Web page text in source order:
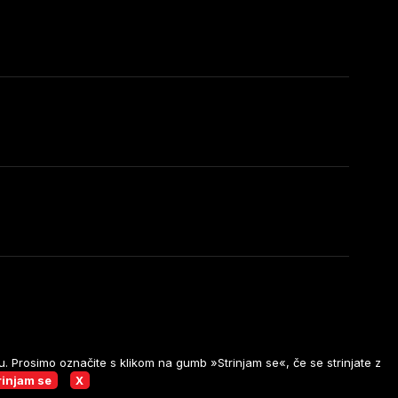
generales Conditions de confidentialité
označite s klikom na gumb »Strinjam se«, če se strinjate z
se
X